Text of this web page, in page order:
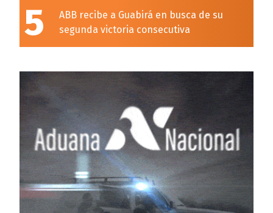
5
ABB recibe a Guabirá en busca de su
segunda victoria consecutiva